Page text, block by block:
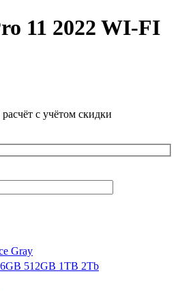
11 2022 WI-FI
с учётом скидки
Gray
512GB 1TB 2Tb